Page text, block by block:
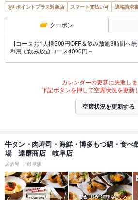
ポイントプラス対象店
スマート支払い可 適格請求
クーポン
【コースお1人様500円OFF＆飲み放題3時間へ
利用で飲み放題コース4000円～
カレンダーの更新に失敗しま
下記ボタンを押して空席状況を更新
空席状況を更新する
牛タン・肉寿司・海鮮・博多もつ鍋・食
場 達磨商店 岐阜店
居酒屋 岐阜駅